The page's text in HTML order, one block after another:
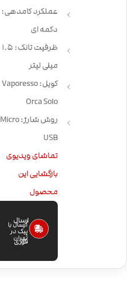
عملکرد کامدهی:
دکمه ای
ظرفیت تانک: 1.5
میلی لیتر
کویل: Vaporesso
Orca Solo
روش شارژ: Micro
USB
تماشای ویدیوی
بازگشایی این
محصول
ارسال
فوری
ارسال با
پیک در
تهران